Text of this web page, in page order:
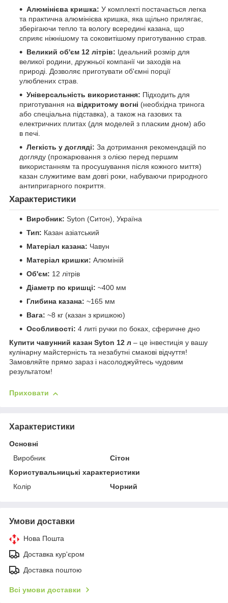
Алюмінієва кришка: У комплекті постачається легка
та практична алюмінієва кришка, яка щільно прилягає,
зберігаючи тепло та вологу всередині казана, що
сприяє ніжнішому та соковитішому приготуванню страв.
Великий об'єм 12 літрів: Ідеальний розмір для
великої родини, дружньої компанії чи заходів на
природі. Дозволяє приготувати об'ємні порції
улюблених страв.
Універсальність використання: Підходить для
приготування на відкритому вогні (необхідна тринога
або спеціальна підставка), а також на газових та
електричних плитах (для моделей з пласким дном) або
в печі.
Легкість у догляді: За дотримання рекомендацій по
догляду (прожарювання з олією перед першим
використанням та просушування після кожного миття)
казан служитиме вам довгі роки, набуваючи природного
антипригарного покриття.
Характеристики
Виробник: Syton (Ситон), Україна
Тип: Казан азіатський
Матеріал казана: Чавун
Матеріал кришки: Алюміній
Об'єм: 12 літрів
Діаметр по кришці: ~400 мм
Глибина казана: ~165 мм
Вага: ~8 кг (казан з кришкою)
Особливості: 4 литі ручки по боках, сферичне дно
Купити чавунний казан Syton 12 л – це інвестиція у вашу
кулінарну майстерність та незабутні смакові відчуття!
Замовляйте прямо зараз і насолоджуйтесь чудовим
результатом!
Приховати
Характеристики
Основні
Виробник
Сітон
Користувальницькі характеристики
Колір
Чорний
Умови доставки
Нова Пошта
Доставка кур'єром
Доставка поштою
Всі умови доставки